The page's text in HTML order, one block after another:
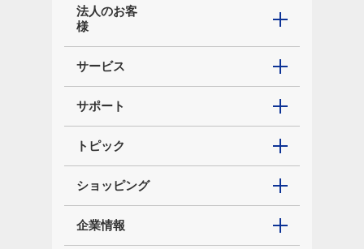
法人のお客
様
サービス
サポート
トピック
ショッピング
企業情報